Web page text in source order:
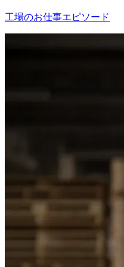
工場のお仕事エピソード